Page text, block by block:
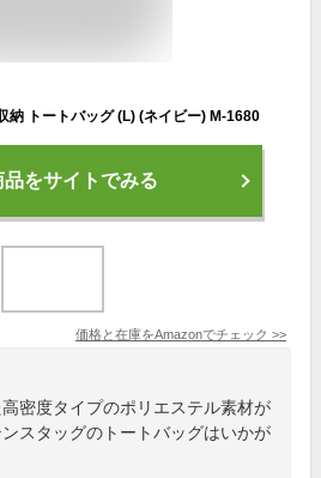
納 トートバッグ (L) (ネイビー) M-1680
品をサイトでみる
価格と在庫をAmazonでチェック >>
密度タイプのポリエステル素材が
スタッグのトートバッグはいかが